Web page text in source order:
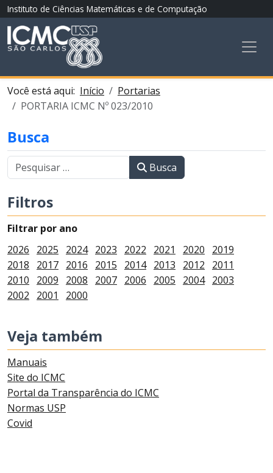
Instituto de Ciências Matemáticas e de Computação
Você está aqui: Início
Portarias
PORTARIA ICMC Nº 023/2010
Busca
Busca
Filtros
Filtrar por ano
2026
2025 2024 2023 2022 2021 2020
2019
2018
2017 2016 2015 2014 2013 2012
2011
2010
2009 2008 2007 2006 2005 2004 2003
2002
2001 2000
Veja também
Manuais
Site do ICMC
Portal da Transparência do ICMC
Normas USP
Covid